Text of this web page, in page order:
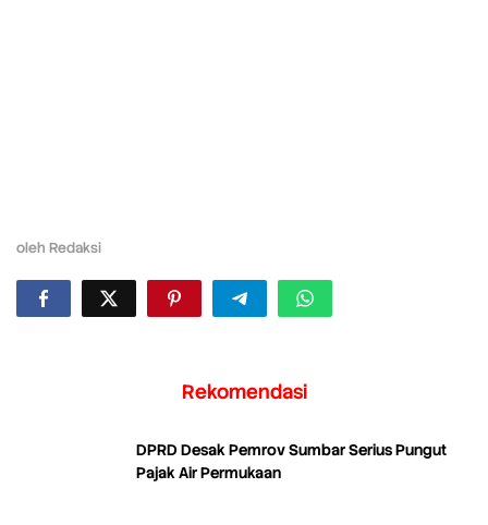
oleh Redaksi
Rekomendasi
DPRD Desak Pemrov Sumbar Serius Pungut
Pajak Air Permukaan